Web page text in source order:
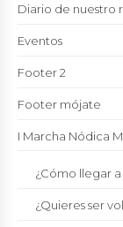
Diario de nuestro
Eventos
Footer 2
Footer mójate
I Marcha Nódica
¿Cómo llegar a
¿Quieres ser